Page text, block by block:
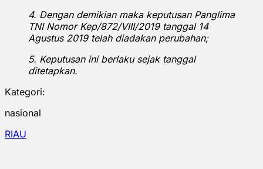
4. Dengan demikian maka keputusan Panglima
TNI Nomor Kep/872/VIII/2019 tanggal 14
Agustus 2019 telah diadakan perubahan;
5. Keputusan ini berlaku sejak tanggal
ditetapkan.
Kategori:
nasional
RIAU